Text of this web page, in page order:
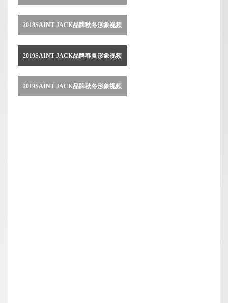
2018SAINT JACK品牌秋冬形象视频
2019SAINT JACK品牌春夏形象视频
2019SAINT JACK品牌秋冬形象视频